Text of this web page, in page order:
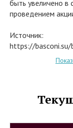
быть увеличено в
проведением
Источник:
https://basconi.su/
besplatnaya-